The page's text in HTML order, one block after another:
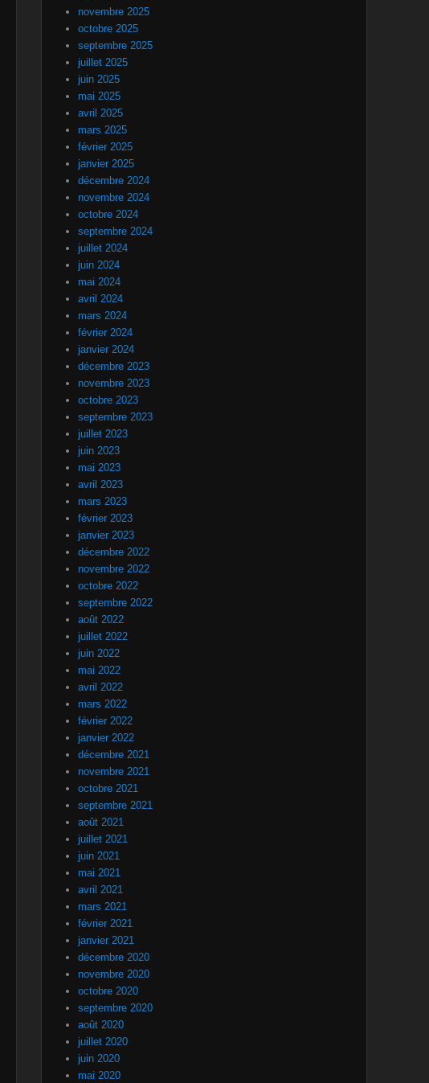
novembre 2025
octobre 2025
septembre 2025
juillet 2025
juin 2025
mai 2025
avril 2025
mars 2025
février 2025
janvier 2025
décembre 2024
novembre 2024
octobre 2024
septembre 2024
juillet 2024
juin 2024
mai 2024
avril 2024
mars 2024
février 2024
janvier 2024
décembre 2023
novembre 2023
octobre 2023
septembre 2023
juillet 2023
juin 2023
mai 2023
avril 2023
mars 2023
février 2023
janvier 2023
décembre 2022
novembre 2022
octobre 2022
septembre 2022
août 2022
juillet 2022
juin 2022
mai 2022
avril 2022
mars 2022
février 2022
janvier 2022
décembre 2021
novembre 2021
octobre 2021
septembre 2021
août 2021
juillet 2021
juin 2021
mai 2021
avril 2021
mars 2021
février 2021
janvier 2021
décembre 2020
novembre 2020
octobre 2020
septembre 2020
août 2020
juillet 2020
juin 2020
mai 2020